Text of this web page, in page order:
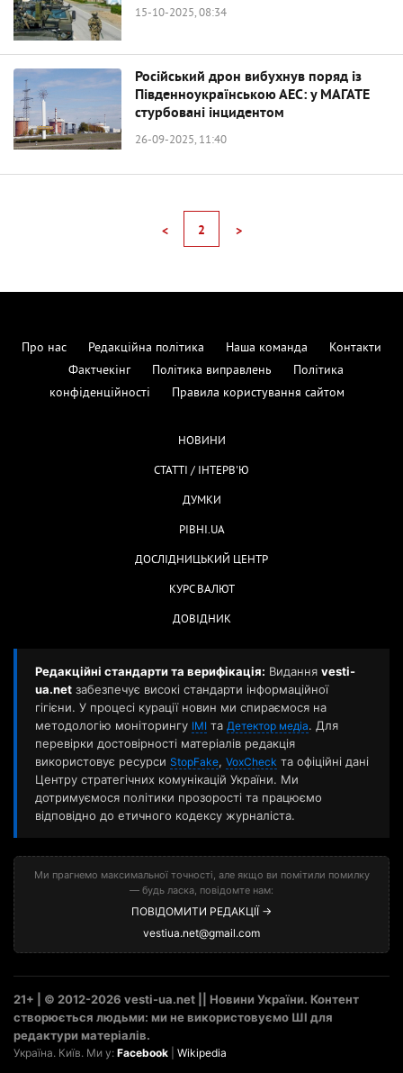
15-10-2025, 08:34
Російський дрон вибухнув поряд із
Південноукраїнською АЕС: у МАГАТЕ
стурбовані інцидентом
26-09-2025, 11:40
< 2 >
Про нас Редакційна політика Наша команда
Контакти
Фактчекінг
Політика виправлень
Політика
конфіденційності
Правила користування сайтом
НОВИНИ
СТАТТІ / ІНТЕРВ'Ю
ДУМКИ
РІВНІ.UA
ДОСЛІДНИЦЬКИЙ ЦЕНТР
КУРС ВАЛЮТ
ДОВІДНИК
Редакційні стандарти та верифікація: Видання vesti-
ua.net забезпечує високі стандарти інформаційної
гігієни. У процесі курації новин ми спираємося на
методологію моніторингу ІМІ та Детектор медіа. Для
перевірки достовірності матеріалів редакція
використовує ресурси StopFake, VoxCheck та офіційні дані
Центру стратегічних комунікацій України. Ми
дотримуємося політики прозорості та працюємо
відповідно до етичного кодексу журналіста.
Ми прагнемо максимальної точності, але якщо ви помітили помилку
— будь ласка, повідомте нам:
ПОВІДОМИТИ РЕДАКЦІЇ →
vestiua.net@gmail.com
21+ | © 2012-2026 vesti-ua.net || Новини України. Контент
створюється людьми: ми не використовуємо ШІ для
редактури матеріалів.
Україна. Київ. Ми у: Facebook Wikipedia